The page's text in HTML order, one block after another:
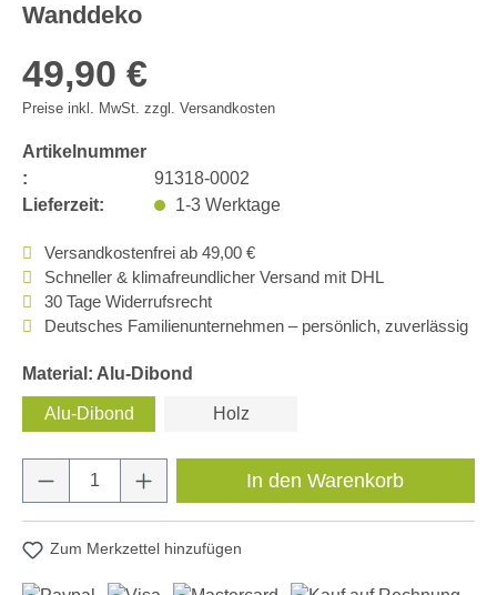
Wanddeko
49,90 €
Preise inkl. MwSt. zzgl. Versandkosten
Artikelnummer
:
91318-0002
Lieferzeit:
1-3 Werktage
Versandkostenfrei ab 49,00 €
Schneller & klimafreundlicher Versand mit DHL
30 Tage Widerrufsrecht
Deutsches Familienunternehmen – persönlich, zuverlässig
Material: Alu-Dibond
Alu-Dibond Holz
Produkt Anzahl: Gib den gewünschten
In den Warenkorb
Zum Merkzettel hinzufügen